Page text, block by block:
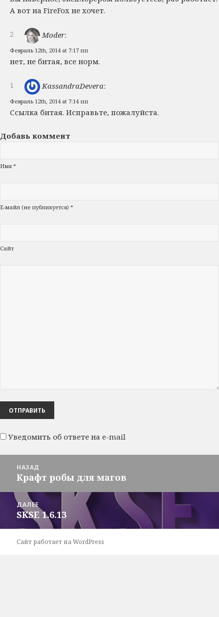
А вот на FireFox не хочет.
2 Moder:
Февраль 12th, 2014 at 7:17 пп
нет, не битая, все норм.
1 KassandraDevera:
Февраль 12th, 2014 at 7:14 пп
Ссылка битая. Исправьте, пожалуйста.
Добавь коммент
Имя *
Е-майл (не публикуется) *
Сайт
Уведомить об ответе на e-mail
записям
НАЗАД
Предыдущая
запись:
Крафт робы для магов
ДАЛЕЕ
Следующая
запись:
SKSE 1.6.13
Сайт работает на WordPress